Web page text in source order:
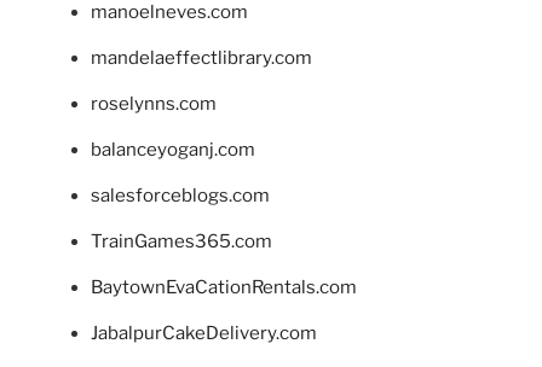
manoelneves.com
mandelaeffectlibrary.com
roselynns.com
balanceyoganj.com
salesforceblogs.com
TrainGames365.com
BaytownEvaCationRentals.com
JabalpurCakeDelivery.com